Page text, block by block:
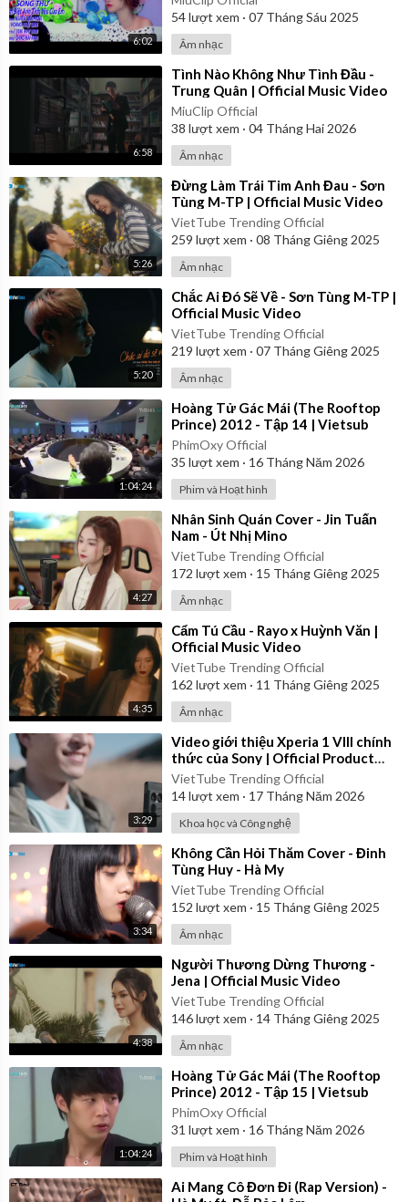
6:02
54lượt xem · 07 Tháng Sáu 2025
Âm nhạc
6:58
⁣Tình Nào Không Như Tình Đầu -
Trung Quân | Official Music Video
MiuClip Official
38 lượt xem · 04 Tháng Hai 2026
Âm nhạc
5:26
⁣Đừng Làm Trái Tim Anh Đau - Sơn
Tùng M-TP | Official Music Video
VietTube Trending Official
259 lượt xem · 08 Tháng Giêng 2025
Âm nhạc
5:20
⁣Chắc Ai Đó Sẽ Về - Sơn Tùng M-TP |
Official Music Video
VietTube Trending Official
219 lượt xem · 07 Tháng Giêng 2025
Âm nhạc
1:04:24
⁣Hoàng Tử Gác Mái (The Rooftop
Prince) 2012 - Tập 14 | Vietsub
PhimOxy Official
35 lượt xem · 16 Tháng Năm 2026
Phim và Hoạt hình
4:27
⁣Nhân Sinh Quán Cover - Jin Tuấn
Nam - Út Nhị Mino
VietTube Trending Official
172 lượt xem · 15 Tháng Giêng 2025
Âm nhạc
4:35
⁣Cẩm Tú Cầu - Rayo x Huỳnh Văn |
Official Music Video
VietTube Trending Official
162 lượt xem · 11 Tháng Giêng 2025
Âm nhạc
3:29
⁣Video giới thiệu Xperia 1 VIII chính
thức của Sony | Official Product
Video
VietTube Trending Official
14lượt xem · 17 Tháng Năm 2026
Khoa học và Công nghệ
3:34
⁣Không Cần Hỏi Thăm Cover - Đinh
Tùng Huy - Hà My
VietTube Trending Official
152 lượt xem · 15 Tháng Giêng 2025
Âm nhạc
4:38
⁣Người Thương Dừng Thương -
Jena | Official Music Video
VietTube Trending Official
146lượt xem · 14 Tháng Giêng 2025
Âm nhạc
1:04:24
⁣Hoàng Tử Gác Mái (The Rooftop
Prince) 2012 - Tập 15 | Vietsub
PhimOxy Official
31 lượt xem · 16 Tháng Năm 2026
Phim và Hoạt hình
⁣Ai Mang Cô Đơn Đi (Rap Version) -